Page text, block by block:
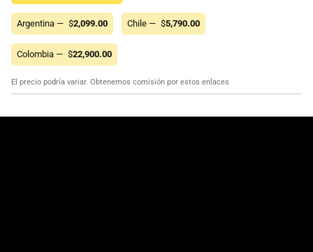
Argentina — $2,099.00 Chile — $5,790.00
Colombia — $22,900.00
El precio podría variar. Obtenemos comisión por estos enlaces